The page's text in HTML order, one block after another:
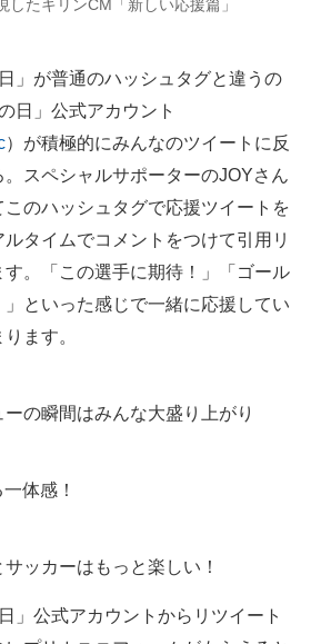
したキリンCM「新しい応援篇」
」が普通のハッシュタグと違うの
日」公式アカウント
）が積極的にみんなのツイートに反
スペシャルサポーターのJOYさん
のハッシュタグで応援ツイートを
タイムでコメントをつけて引用リ
。「この選手に期待！」「ゴール
といった感じで一緒に応援してい
ます。
の瞬間はみんな大盛り上がり
体感！
ッカーはもっと楽しい！
」公式アカウントからリツイート